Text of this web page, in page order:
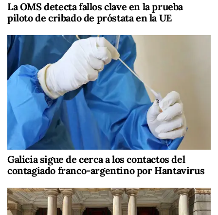
La OMS detecta fallos clave en la prueba
piloto de cribado de próstata en la UE
Galicia sigue de cerca a los contactos del
contagiado franco-argentino por Hantavirus